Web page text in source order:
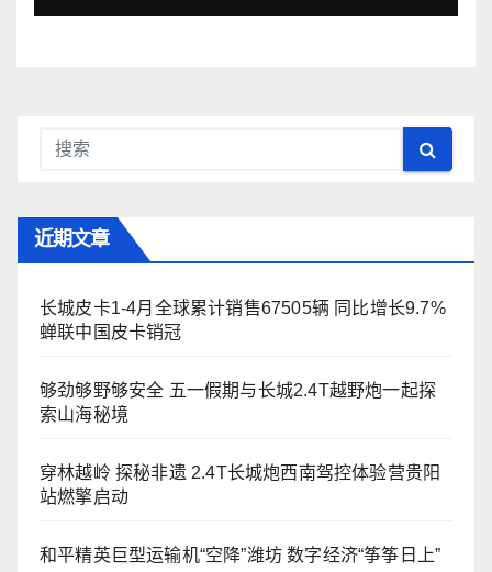
近期文章
长城皮卡1-4月全球累计销售67505辆 同比增长9.7%
蝉联中国皮卡销冠
够劲够野够安全 五一假期与长城2.4T越野炮一起探
索山海秘境
穿林越岭 探秘非遗 2.4T长城炮西南驾控体验营贵阳
站燃擎启动
和平精英巨型运输机“空降”潍坊 数字经济“筝筝日上”